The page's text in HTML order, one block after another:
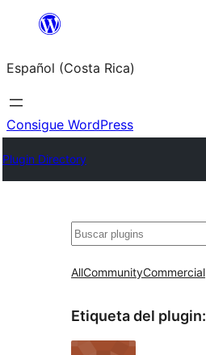
Saltar
contenido
Español (Costa Rica)
Consigue WordPress
Plugin Directory
Buscar
AllCommunityCommercial
Etiqueta del plugin: